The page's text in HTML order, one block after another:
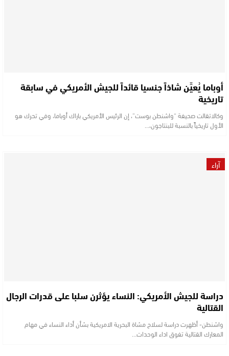
أوباما يُعيِّن شاذاً جنسيا قائداً للجيش الأمريكي في سابقة
تاريخية
وكالاتقالت صحيفة “واشنطن بوست”، إن الرئيس الأمريكي باراك أوباما، وفي تحرك هو
الأول تاريخياً بالنسبة للبنتاجون،…
آراء
دراسة للجيش الأمريكي: النساء يؤثرن سلبا على قدرات الرجال
القتالية
واشنطن- أظهرت دراسة لسلاح مشاة البحرية الامريكية بشأن أداء النساء في مهام
المعارك القتالية تفوق اداء الوحدات…